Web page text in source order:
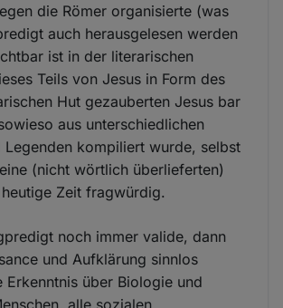
die Römer organisierte (was
auch herausgelesen werden
ist in der literarischen
Teils von Jesus in Form des
Hut gezauberten Jesus bar
aus unterschiedlichen
Legenden kompiliert wurde, selbst
(nicht wörtlich überlieferten)
Zeit fragwürdig.
noch immer valide, dann
und Aufklärung sinnlos
Erkenntnis über Biologie und
alle sozialen